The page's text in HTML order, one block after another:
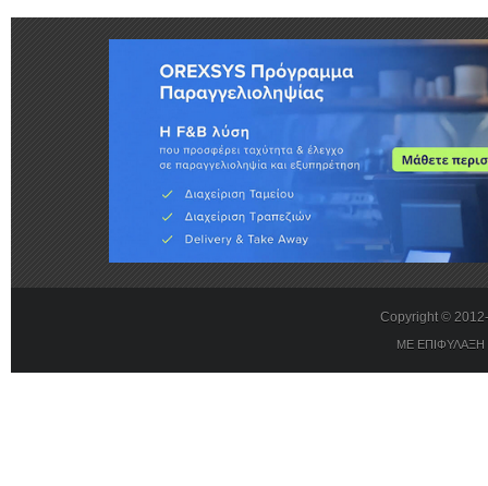
Copyright ©
ΜΕ